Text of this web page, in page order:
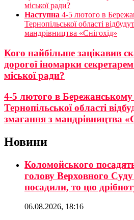
міської ради?
Наступна 4-5 лютого в
Тернопільської області
мандрівництва «Снігохід»
Кого найбільше зацікавив
дорогої іномарки
міської ради?
4-5 лютого в Бережанському
Тернопільської області
змагання з мандрівництва
Новини
Коломойського
голову Верховного
посадили, то цю
06.08.2026, 18:16